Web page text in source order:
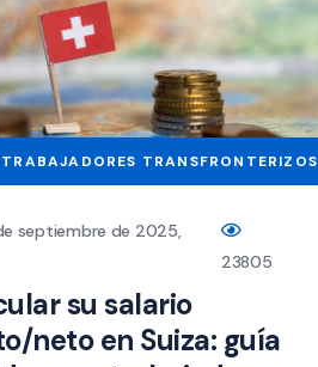
TRABAJADORES TRANSFRONTERIZOS
septiembre de 2025,
23805
su salario
neto en Suiza: guía